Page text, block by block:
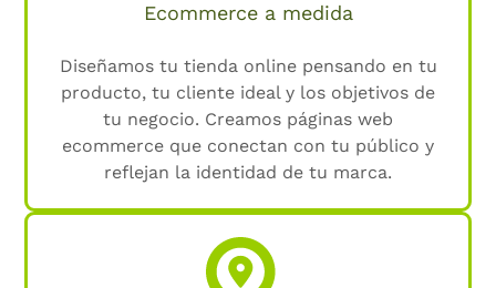
Ecommerce a medida
Diseñamos tu tienda online pensando en tu
producto, tu cliente ideal y los objetivos de
tu negocio. Creamos páginas web
ecommerce que conectan con tu público y
reflejan la identidad de tu marca.